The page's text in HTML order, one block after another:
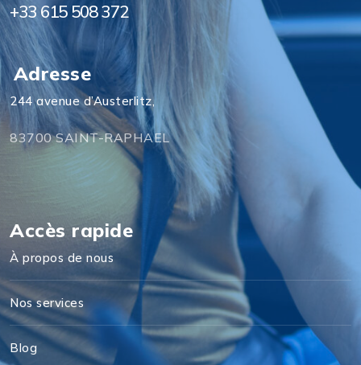
+33 615 508 372
Adresse
244 avenue d’Austerlitz,
83700 SAINT-RAPHAEL
Accès rapide
À propos de nous
Nos services
Blog